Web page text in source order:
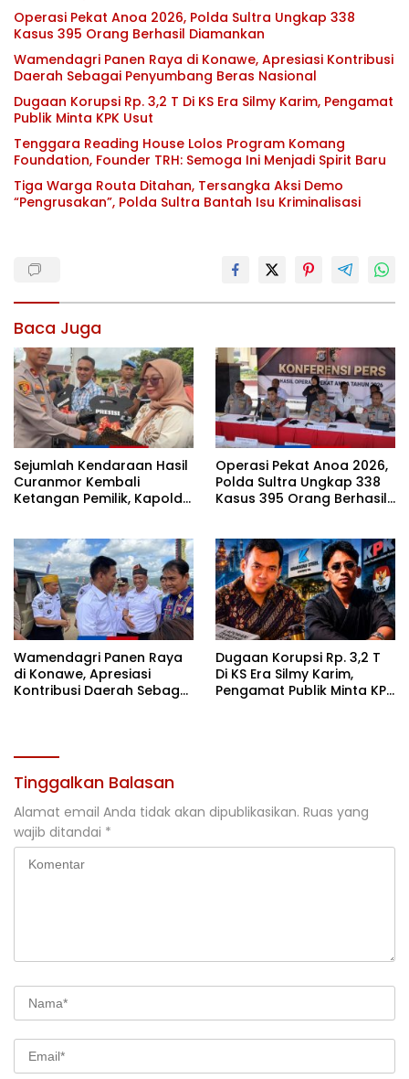
Operasi Pekat Anoa 2026, Polda Sultra Ungkap 338
Kasus 395 Orang Berhasil Diamankan
Wamendagri Panen Raya di Konawe, Apresiasi Kontribusi
Daerah Sebagai Penyumbang Beras Nasional
Dugaan Korupsi Rp. 3,2 T Di KS Era Silmy Karim, Pengamat
Publik Minta KPK Usut
Tenggara Reading House Lolos Program Komang
Foundation, Founder TRH: Semoga Ini Menjadi Spirit Baru
Tiga Warga Routa Ditahan, Tersangka Aksi Demo
“Pengrusakan”, Polda Sultra Bantah Isu Kriminalisasi
Baca Juga
Sejumlah Kendaraan Hasil
Curanmor Kembali
Ketangan Pemilik, Kapolda
Operasi Pekat Anoa 2026,
Polda Sultra Ungkap 338
Kasus 395 Orang Berhasil
Wamendagri Panen Raya
di Konawe, Apresiasi
Kontribusi Daerah Sebagai
Dugaan Korupsi Rp. 3,2 T
Di KS Era Silmy Karim,
Pengamat Publik Minta KPK
Tinggalkan Balasan
Alamat email Anda tidak akan dipublikasikan. Ruas yang
wajib ditandai *